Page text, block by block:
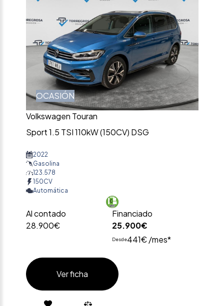
OCASIÓN
Volkswagen Touran
Sport 1.5 TSI 110kW (150CV) DSG
2022
Gasolina
123.578
150CV
Automática
Al contado
28.900€
Financiado
25.900€
Desde441€ /mes*
Ver ficha